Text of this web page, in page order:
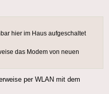
hier im Haus aufgeschaltet
das Modem von neuen
per WLAN mit dem